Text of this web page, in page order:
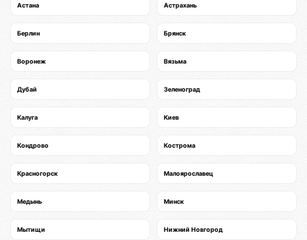
Астана Астрахань
Берлин Брянск
Воронеж Вязьма
Дубай Зеленоград
Калуга Киев
Кондрово Кострома
Красногорск Малоярославец
Медынь Минск
Мытищи Нижний Новгород